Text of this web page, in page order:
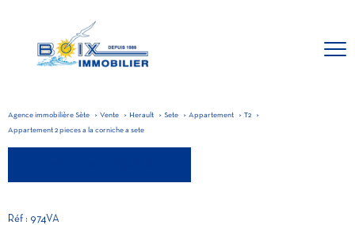
Agence immobilière Sète Vente Herault Sete Appartement T2
Appartement 2 pieces a la corniche a sete
Réf : 974VA